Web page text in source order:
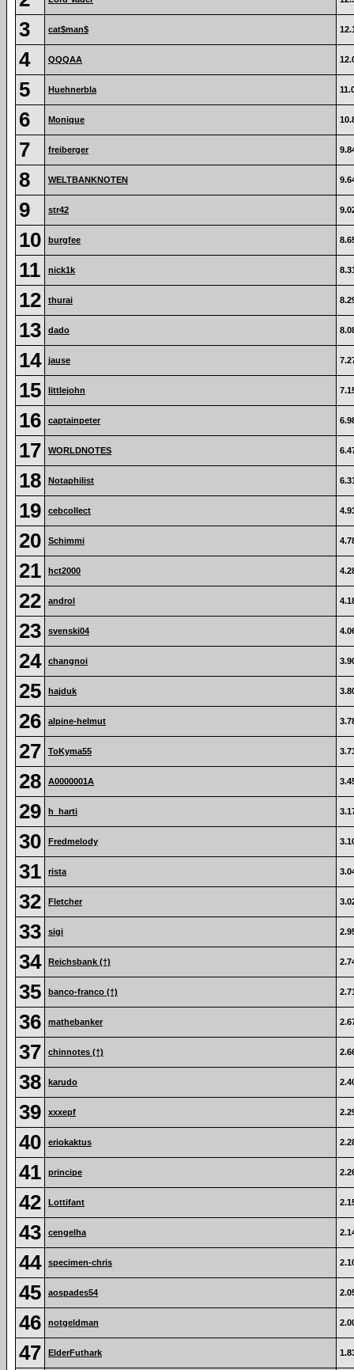
3 cat$man$
4 QQQAA
5 Huehnerbla
6 Monique
7 freiberger
8 WELTBANKNOTEN
9 str42
10 burgfee
11 nick1k
12 thurai
13 dado
14 jause
15 littlejohn
16 captainpeter
17 WORLDNOTES
18 Notaphilist
19 cebcollect
20 Schimmi
21 hct2000
22 androl
23 svenski04
24 changnoi
25 hajduk
26 alpine-helmut
27 ToKyma55
28 A0000001A
29 h_harti
30 Fredmelody
31 rista
32 Fletcher
33 sigi
34 Reichsbank (†)
35 banco-franco (†)
36 mathebanker
37 chinnotes (†)
38 karudo
39 xxxepf
40 eriokaktus
41 principe
42 Lottifant
43 cengelha
44 specimen-chris
45 aospades54
46 notgeldman
47 ElderFuthark